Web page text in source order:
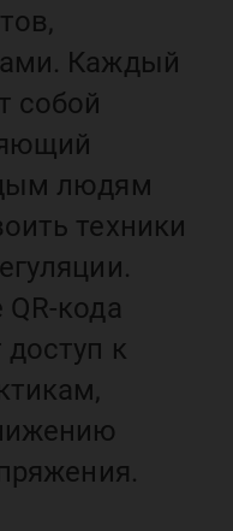
Каждый
собой
людям
техники
кода
к